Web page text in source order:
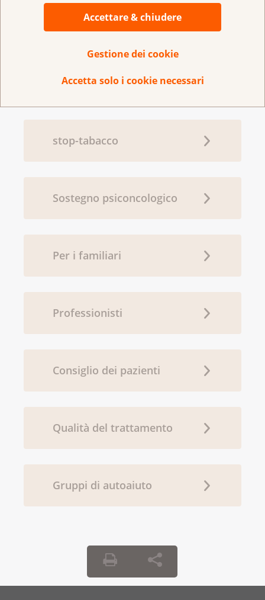
Accettare & chiudere
Gestione dei cookie
Accetta solo i cookie necessari
InfoCancro
cancro
stop-tabacco
Sostegno psiconcologico
Per i familiari
Professionisti
Consiglio dei pazienti
Qualità del trattamento
Gruppi di autoaiuto